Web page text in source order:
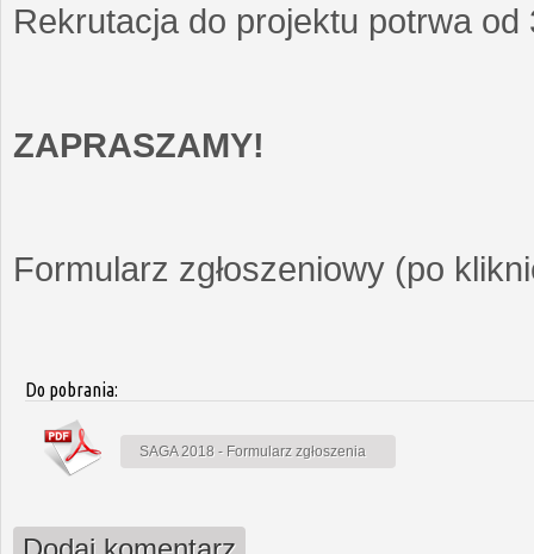
Rekrutacja do projektu potrwa
ZAPRASZAMY!
Formularz zgłoszeniowy (po
Do pobrania:
SAGA 2018 - Formularz zgłoszenia